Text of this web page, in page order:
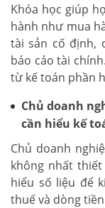
Khóa học giúp
hành như mua
tài sản cố định,
báo cáo tài
từ kế toán phần
Chủ doanh
cần hiểu kế
Chủ doanh
không nhất
hiểu số liệu để
thuế và dòng